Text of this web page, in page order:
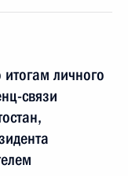
личного
связи